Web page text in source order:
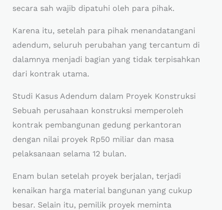
secara sah wajib dipatuhi oleh para pihak.
Karena itu, setelah para pihak menandatangani
adendum, seluruh perubahan yang tercantum di
dalamnya menjadi bagian yang tidak terpisahkan
dari kontrak utama.
Studi Kasus Adendum dalam Proyek Konstruksi
Sebuah perusahaan konstruksi memperoleh
kontrak pembangunan gedung perkantoran
dengan nilai proyek Rp50 miliar dan masa
pelaksanaan selama 12 bulan.
Enam bulan setelah proyek berjalan, terjadi
kenaikan harga material bangunan yang cukup
besar. Selain itu, pemilik proyek meminta